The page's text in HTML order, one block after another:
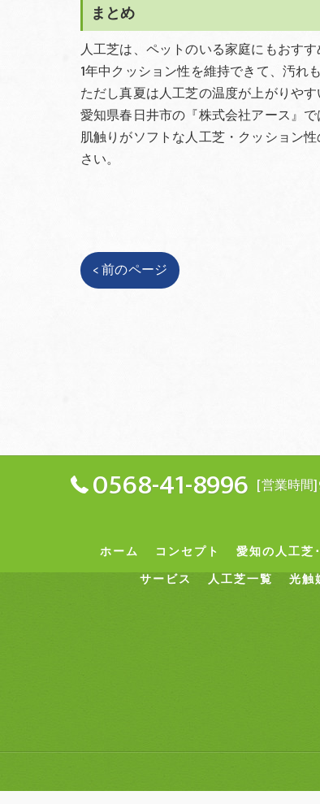
まとめ
人工芝は、ペットのいる家庭にもおすす
1年中クッション性を維持できて、汚れ
ただし真夏は人工芝の温度が上がりや
愛知県春日井市の『株式会社アース』
肌触りがソフトな人工芝・クッション
さい。
< 前のページ
0568-41-8996 [営業時間
ホーム コンセプト 愛知の人工芝
サービス
人工芝一覧 光触